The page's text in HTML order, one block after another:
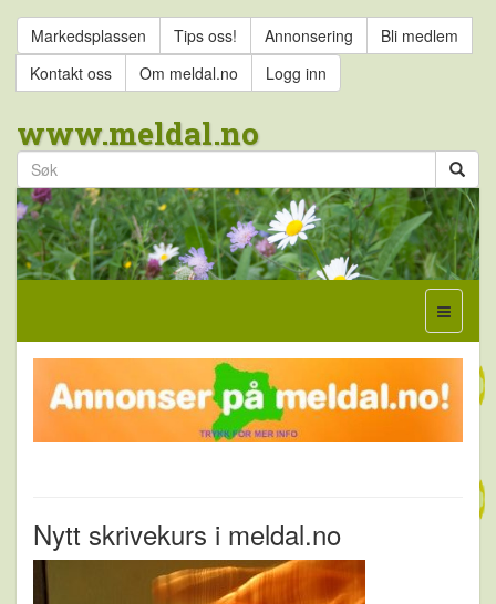
Markedsplassen Tips oss! Annonsering
Bli medlem
Kontakt oss
Om meldal.no Logg inn
www.meldal.no
Nytt skrivekurs i meldal.no